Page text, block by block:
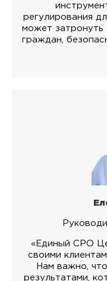
регулирования
может затронуть
граждан,
«Единый СРО
своими
Нам важно,
результатами,